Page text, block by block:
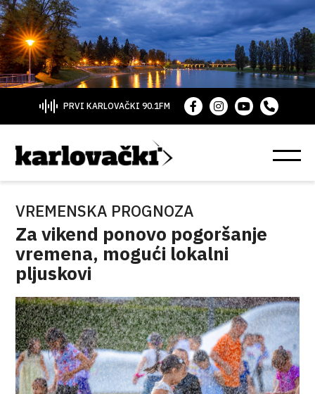
PRVI KARLOVAČKI 90.1FM
VREMENSKA PROGNOZA
Za vikend ponovo pogoršanje
vremena, mogući lokalni
pljuskovi